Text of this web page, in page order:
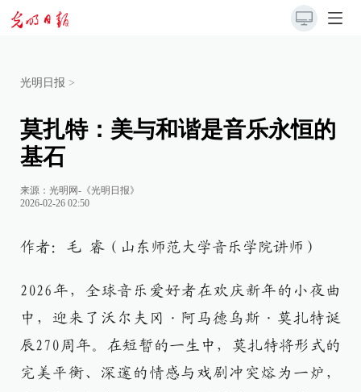
光明日报 >
莫扎特：美与和谐是音乐永恒的
基石
来源： 光明网-《光明日报》
2026-02-26 02:50
作者：毛 睿（山东师范大学音乐学院讲师）
2026年，全球音乐爱好者在欢庆新年的小夜曲
中，迎来了沃尔夫冈·阿马德乌斯·莫扎特诞
辰270周年。在短暂的一生中，莫扎特将形式的
完美平衡、深邃的情感与戏剧冲突熔为一炉，